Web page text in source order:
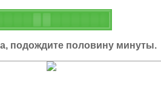
подождите половину минуты.